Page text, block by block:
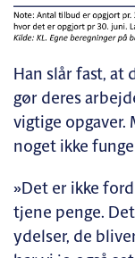
Han slår fast, at
gør deres
vigtige opgaver.
noget ikke
»Det er ikke
tjene penge.
ydelser, de